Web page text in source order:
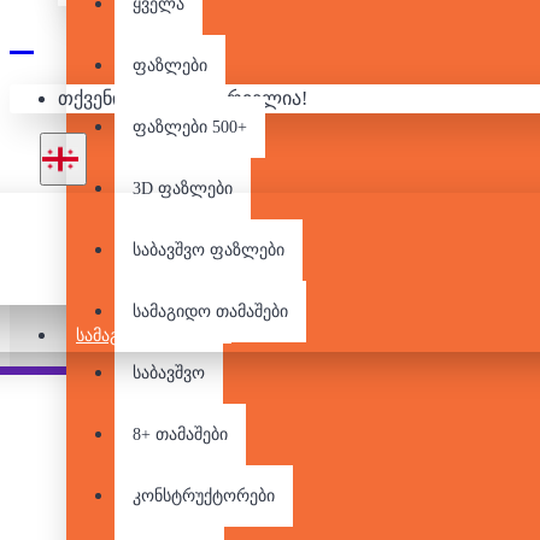
ᲡᲐᲛᲐᲒᲘᲓᲝ ᲗᲐᲛᲐᲨᲔᲑᲘ
ყველა
ფაზლები
ფაზლები 500+
3D ფაზლები
საბავშვო ფაზლები
სამაგიდო თამაშები
საბავშვო
8+ თამაშები
კონსტრუქტორები
თქვენი კალათა ცარიელია!
People Also Bought